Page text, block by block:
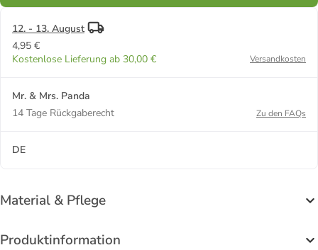
12. - 13. August
4,95 €
Kostenlose Lieferung ab 30,00 €
Versandkosten
Mr. & Mrs. Panda
14 Tage Rückgaberecht
Zu den FAQs
DE
Material & Pflege
Produktinformation